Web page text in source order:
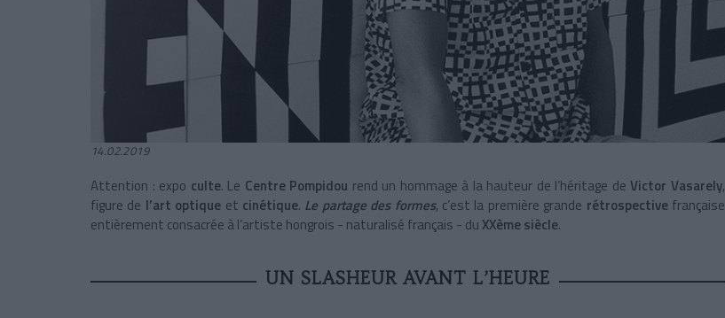
14.02.2019
Attention : expo culte. Le Centre Pompidou rend un hommage à la hauteur de l’héritage de Victor Vasarely,
figure de l’art optique et cinétique. Le partage des formes, c’est la première grande rétrospective française
entièrement consacrée à l’artiste hongrois - naturalisé français - duXXème siècle.
UN SLASHEUR AVANT L’HEURE